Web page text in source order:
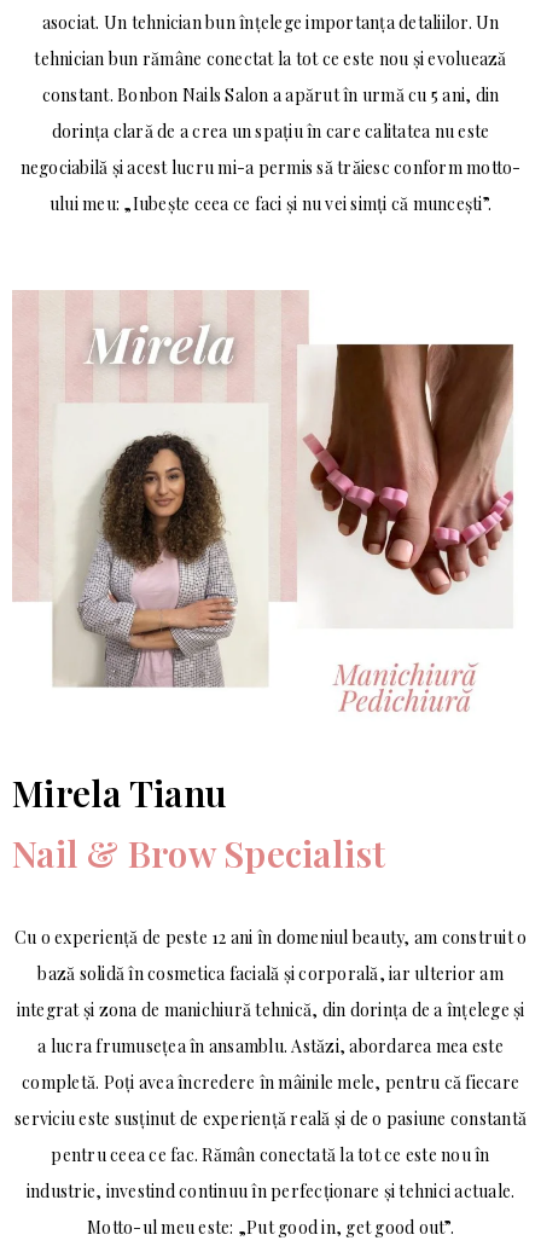
asociat. Un tehnician bun înțelege importanța detaliilor. Un
tehnician bun rămâne conectat la tot ce este nou și evoluează
constant. Bonbon Nails Salon a apărut în urmă cu 5 ani, din
dorința clară de a crea un spațiu în care calitatea nu este
negociabilă și acest lucru mi-a permis să trăiesc conform motto-
ului meu: „Iubește ceea ce faci și nu vei simți că muncești”.
Mirela Tianu
Nail & Brow Specialist
Cu o experiență de peste 12 ani în domeniul beauty, am construit o
bază solidă în cosmetica facială și corporală, iar ulterior am
integrat și zona de manichiură tehnică, din dorința de a înțelege și
a lucra frumusețea în ansamblu. Astăzi, abordarea mea este
completă. Poți avea încredere în mâinile mele, pentru că fiecare
serviciu este susținut de experiență reală și de o pasiune constantă
pentru ceea ce fac. Rămân conectată la tot ce este nou în
industrie, investind continuu în perfecționare și tehnici actuale.
Motto-ul meu este: „Put good in, get good out”.